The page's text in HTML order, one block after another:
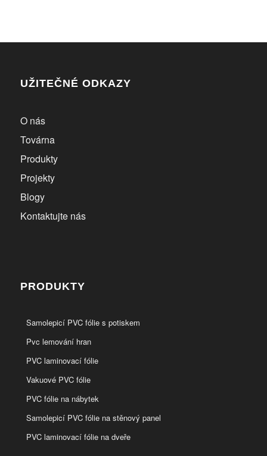
UŽITEČNÉ ODKAZY
O nás
Továrna
Produkty
Projekty
Blogy
Kontaktujte nás
PRODUKTY
Samolepicí PVC fólie s potiskem
Pvc lemování hran
PVC laminovací fólie
Vakuové PVC fólie
PVC fólie na nábytek
Samolepicí PVC fólie na stěnový panel
PVC laminovací fólie na dveře